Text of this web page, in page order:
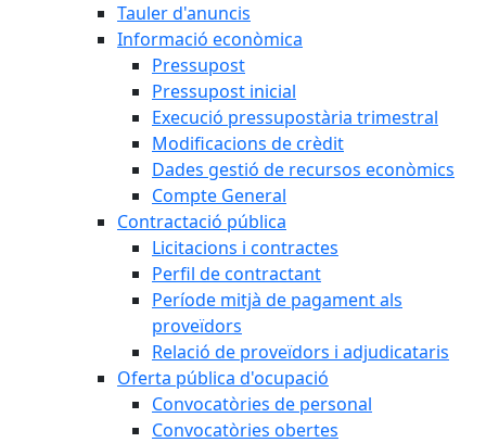
Tauler d'anuncis
Informació econòmica
Pressupost
Pressupost inicial
Execució pressupostària trimestral
Modificacions de crèdit
Dades gestió de recursos econòmics
Compte General
Contractació pública
Licitacions i contractes
Perfil de contractant
Període mitjà de pagament als
proveïdors
Relació de proveïdors i adjudicataris
Oferta pública d'ocupació
Convocatòries de personal
Convocatòries obertes